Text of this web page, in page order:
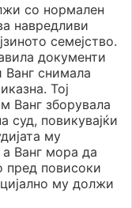
со нормален
навредливи
семејство.
документи
Ванг снимала
Тој
Ванг зборувала
суд, повикувајќи
му
Ванг мора да
пред повисоки
му должи